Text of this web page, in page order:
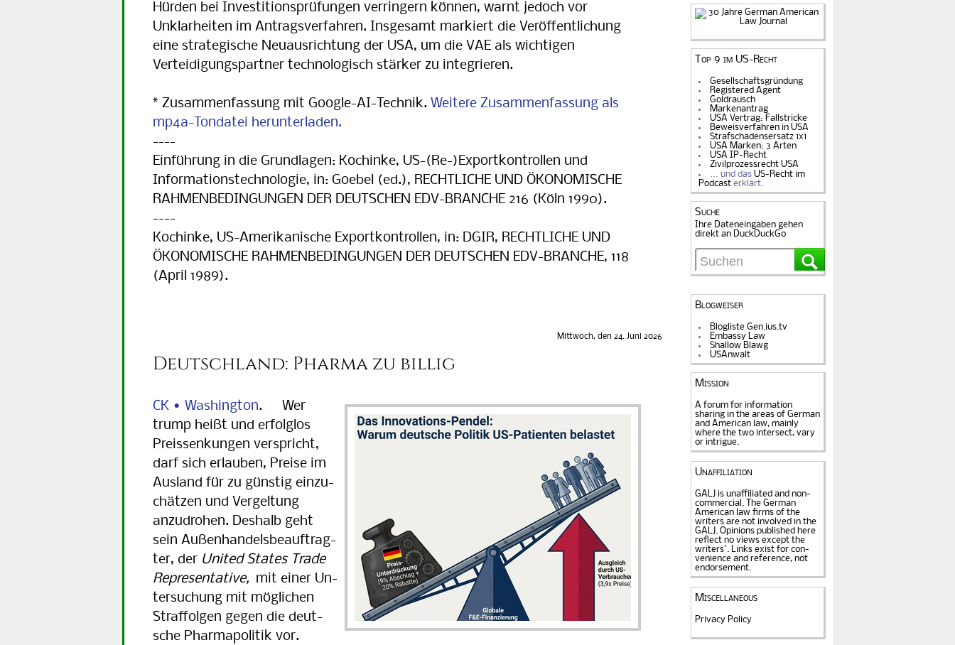
Hürden bei Investitionsprüfungen verringern können, warnt jedoch vor
Unklarheiten im Antragsverfahren. Insgesamt markiert die Veröffentlichung
eine strategische Neuausrichtung der USA, um die VAE als wichtigen
Verteidigungspartner technologisch stärker zu integrieren.
* Zusammenfassung mit Google-AI-Technik. Weitere Zusammenfassung als
mp4a-Tondatei herunterladen.
----
Einführung in die Grundlagen: Kochinke, US-(Re-)Exportkontrollen und
Informationstechnologie, in: Goebel (ed.), RECHTLICHE UND ÖKONOMISCHE
RAHMENBEDINGUNGEN DER DEUTSCHEN EDV-BRANCHE 216 (Köln 1990).
----
Kochinke, US-Amerikanische Exportkontrollen, in: DGIR, RECHTLICHE UND
ÖKONOMISCHE RAHMENBEDINGUNGEN DER DEUTSCHEN EDV-BRANCHE, 118
(April 1989).
Mittwoch, den 24. Juni 2026
Deutschland: Pharma zu billig
CK • Washington. Wer
trump heißt und erfolg­los
Preis­sen­kun­gen verspricht,
darf sich erlauben, Preise im
Ausland für zu günstig ein­zu­
chä­tzen und Ver­gel­tung
anzu­drohen. Deshalb geht
sein Außen­han­dels­be­auf­trag­
ter, der United States Trade
Re­pre­sen­ta­tive, mit einer Un­
ter­su­chung mit mög­li­chen
Straf­fol­gen gegen die deut­
sche Phar­ma­po­li­tik vor.
Top 9 im US-Recht
Gesellschaftsgründung
Registered Agent
Goldrausch
Markenantrag
USA Vertrag: Fallstricke
Beweisverfahren in USA
Strafschadensersatz 1x1
USA Marken: 3 Arten
USA IP-Recht
Zivilprozessrecht USA
… und dasUS-Recht im
Podcast erklärt.
Suche
Ihre Dateneingaben gehen
direkt an DuckDuckGo
Blogweiser
Blogliste Gen.ius.tv
Embassy Law
Shallow Blawg
USAnwalt
Mission
A forum for information
sharing in the areas of German
and American law, mainly
where the two intersect, vary
or intrigue.
Unaffiliation
GALJ is unaffiliated and non-
commercial. The Ger­man
American law firms of the
writers are not in­volved in the
GALJ. Opi­nions published here
reflect no views except the
writers'. Links exist for con­
venience and refe­rence, not
endorse­ment.
Miscellaneous
Privacy Policy